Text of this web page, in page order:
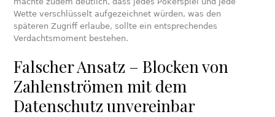
Wette verschlüsselt aufgezeichnet würden, was den
späteren Zugriff erlaube, sollte ein entsprechendes
Verdachtsmoment bestehen.
Falscher Ansatz – Blocken von
Zahlenströmen mit dem
Datenschutz unvereinbar